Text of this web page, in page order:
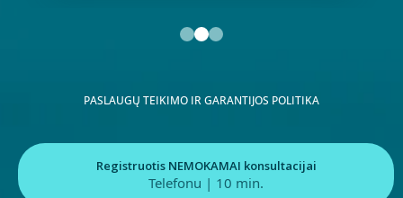
PASLAUGŲ TEIKIMO IR GARANTIJOS POLITIKA
Registruotis NEMOKAMAI konsultacijai
Telefonu | 10 min.